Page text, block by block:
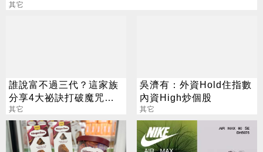
其它
誰說富不過三代？這家族
分享4大祕訣打破魔咒
「富了七代」
其它
吳濟有：外資Hold住指數
內資High炒個股
其它